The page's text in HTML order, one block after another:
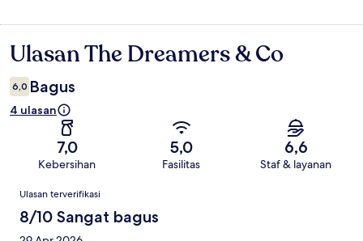
Ulasan
Ulasan The Dreamers & Co
6,0 Bagus
4 ulasan
7,0
Kebersihan
5,0
Fasilitas
6,6
Staf & layanan
Ulasan
Ulasan terverifikasi
8/10 Sangat bagus